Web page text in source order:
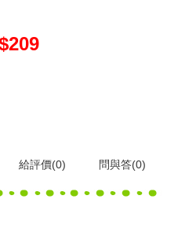
給評價(0) 問與答(0)